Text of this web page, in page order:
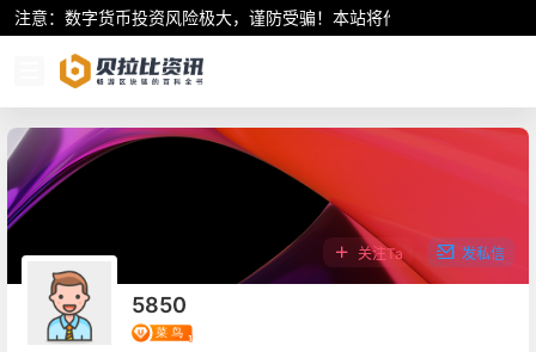
注意：数字货币投资风险极大，谨防受骗！本站将作为行业资讯共享
5850
关注Ta 发私信